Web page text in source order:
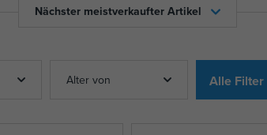
Nächster meistverkaufter Artikel
Alter von Alle Filter